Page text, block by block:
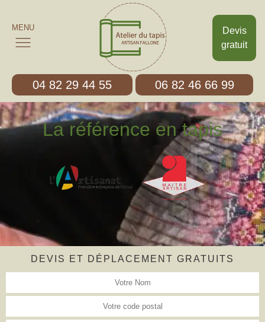
Devis
gratuit
MENU
04 82 29 44 55 06 82 46 66 99
La référence en tapis
DEVIS ET DÉPLACEMENT GRATUITS